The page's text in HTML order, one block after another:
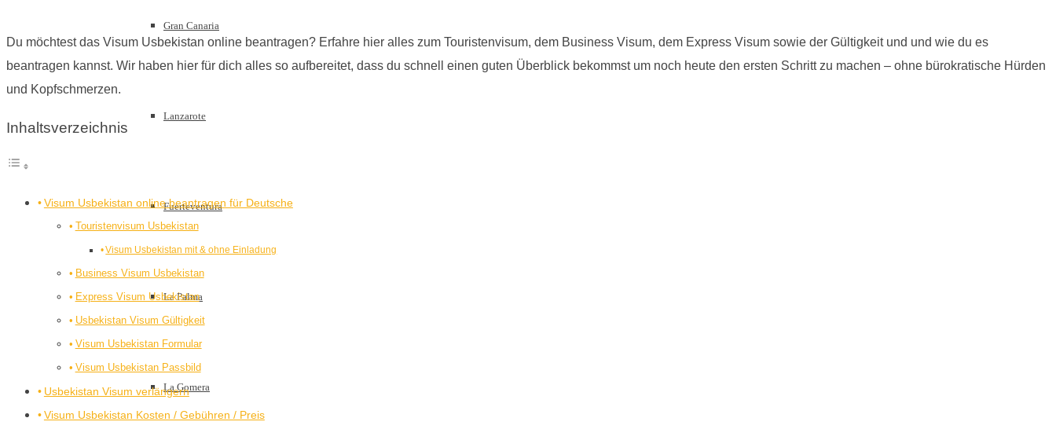
Gran Canaria
Lanzarote
Fuerteventura
La Palma
La Gomera
Du möchtest das Visum Usbekistan online beantragen? Erfahre hier alles zum Touristenvisum, dem Business Visum, dem Express Visum sowie der Gültigkeit und und wie du es
beantragen kannst. Wir haben hier für dich alles so aufbereitet, dass du schnell einen guten Überblick bekommst um noch heute den ersten Schritt zu machen – ohne bürokratische Hürden
und Kopfschmerzen.
Inhaltsverzeichnis
Visum Usbekistan online beantragen für Deutsche
Touristenvisum Usbekistan
Visum Usbekistan mit & ohne Einladung
Business Visum Usbekistan
Express Visum Usbekistan
Usbekistan Visum Gültigkeit
Visum Usbekistan Formular
Visum Usbekistan Passbild
Usbekistan Visum verlängern
Visum Usbekistan Kosten / Gebühren / Preis